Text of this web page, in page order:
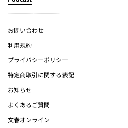
お問い合わせ
利用規約
プライバシーポリシー
特定商取引に関する表記
お知らせ
よくあるご質問
文春オンライン